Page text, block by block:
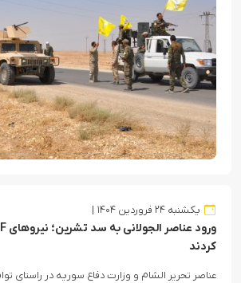
یکشنبه ۲۴ فروردین ۱۴۰۴
کردند
عناصر تحریر الشام و وزارت دفاع سوریه در راستای